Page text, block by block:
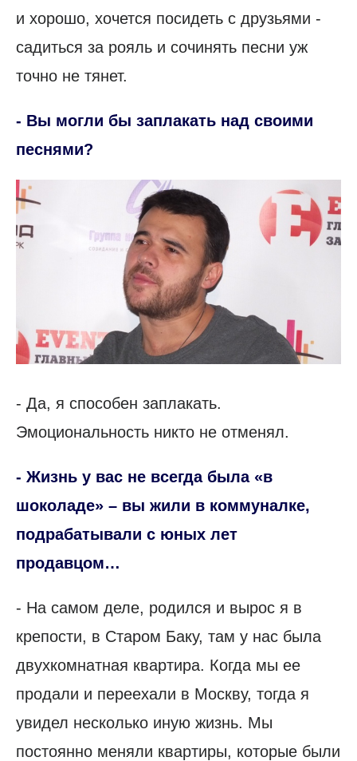
и хорошо, хочется посидеть с друзьями -
садиться за рояль и сочинять песни уж
точно не тянет.
- Вы могли бы заплакать над своими
песнями?
- Да, я способен заплакать.
Эмоциональность никто не отменял.
- Жизнь у вас не всегда была «в
шоколаде» – вы жили в коммуналке,
подрабатывали с юных лет
продавцом…
- На самом деле, родился и вырос я в
крепости, в Старом Баку, там у нас была
двухкомнатная квартира. Когда мы ее
продали и переехали в Москву, тогда я
увидел несколько иную жизнь. Мы
постоянно меняли квартиры, которые были